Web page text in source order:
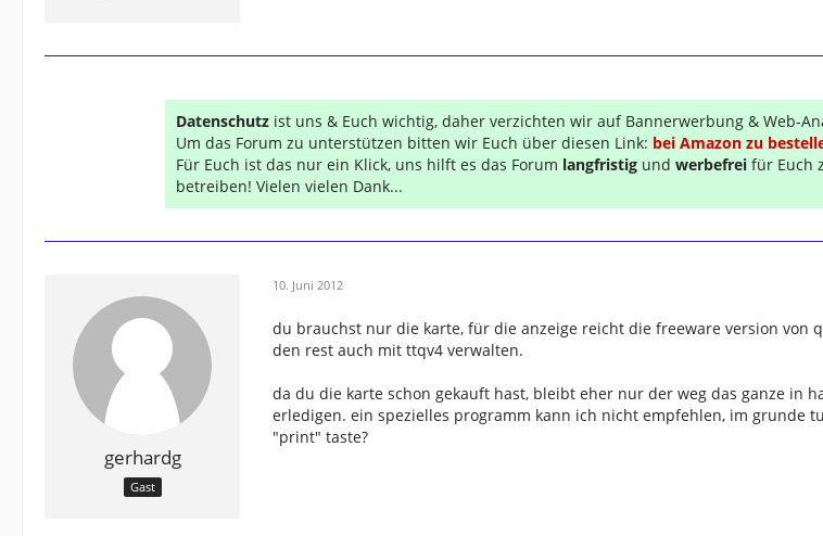
Datenschutz ist uns & Euch wichtig, daher verzichten wir auf Bannerwerbung & Web-
Um das Forum zu unterstützen bitten wir Euch über diesen Link: bei Amazon zu
Für Euch ist das nur ein Klick, uns hilft es das Forum langfristig und werbefrei für Euch
betreiben! Vielen vielen Dank...
gerhardg
Gast
10. Juni 2012
du brauchst nur die karte, für die anzeige reicht die freeware version von
den rest auch mit ttqv4 verwalten.
da du die karte schon gekauft hast, bleibt eher nur der weg das ganze in
erledigen. ein spezielles programm kann ich nicht empfehlen, im grunde
"print" taste?